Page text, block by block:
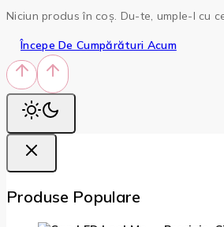
Niciun produs în coș. Du-te, umple-l cu
Începe De Cumpărături Acum
Produse Populare